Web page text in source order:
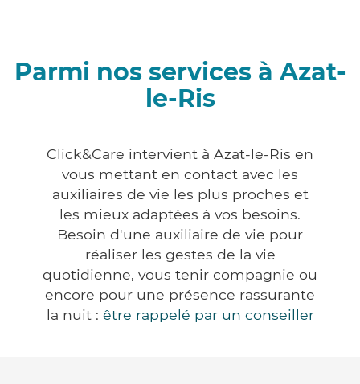
Parmi nos services à Azat-
le-Ris
Click&Care intervient à Azat-le-Ris en
vous mettant en contact avec les
auxiliaires de vie les plus proches et
les mieux adaptées à vos besoins.
Besoin d'une auxiliaire de vie pour
réaliser les gestes de la vie
quotidienne, vous tenir compagnie ou
encore pour une présence rassurante
la nuit : être rappelé par un conseiller